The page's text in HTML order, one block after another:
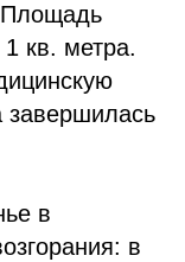
Площадь
1 кв. метра.
в
в